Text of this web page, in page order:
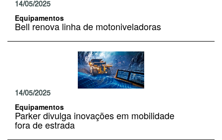
14/05/2025
Equipamentos
Bell renova linha de motoniveladoras
14/05/2025
Equipamentos
Parker divulga inovações em mobilidade
fora de estrada